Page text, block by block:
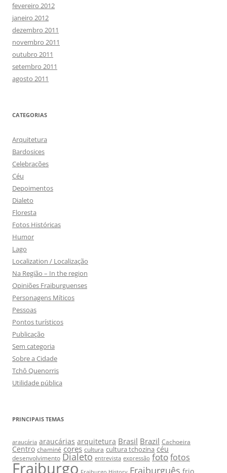
fevereiro 2012
janeiro 2012
dezembro 2011
novembro 2011
outubro 2011
setembro 2011
agosto 2011
CATEGORIAS
Arquitetura
Bardosices
Celebrações
Céu
Depoimentos
Dialeto
Floresta
Fotos Históricas
Humor
Lago
Localization / Localização
Na Região – In the region
Opiniões Fraiburguenses
Personagens Míticos
Pessoas
Pontos turísticos
Publicação
Sem categoria
Sobre a Cidade
Tchô Quenorris
Utilidade pública
PRINCIPAIS TEMAS
araucária araucárias arquitetura Brasil Brazil Cachoeira
Centro chaminé cores cultura cultura tchozina céu
desenvolvimento Dialeto entrevista expressão fotofotos
Fraiburgo Fraiburguês